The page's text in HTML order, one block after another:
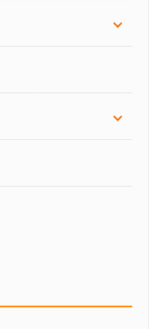
コンサルティング
の取得、区分アッ
）
支援
害福祉サービス）
でお困りの方へ
困りの方へ
所の開業の流れ
ビス事業者指定」の